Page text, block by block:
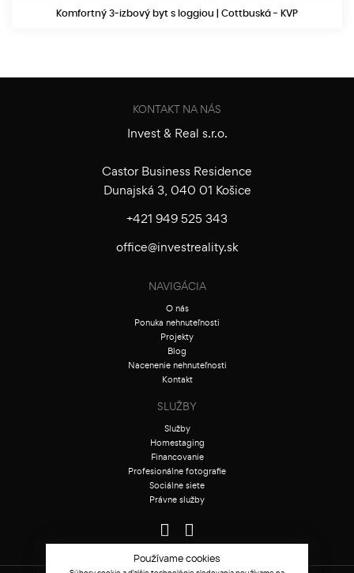
Komfortný 3-izbový byt s loggiou | Cottbuská - KVP
KONTAKT NA NÁS
Invest & Real s.r.o.
Castor Business Residence
Dunajská 3, 040 01 Košice
+421 949 525 343
office@investreality.sk
NAVIGÁCIA
O nás
Ponuka nehnuteľnosti
Projekty
Blog
Nacenenie nehnuteľnosti
Kontakt
SLUŽBY
Služby
Homestaging
Financovanie
Profesionálne fotografie
Sociálne siete
Právne služby
Používame cookies